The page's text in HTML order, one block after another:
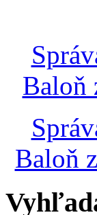
Baloň
Baloň